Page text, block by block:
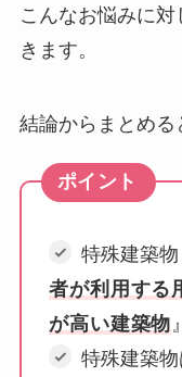
こんなお悩みに対
きます。
結論からまとめる
特殊建築
者が利用する
が高い建築物
特殊建築物